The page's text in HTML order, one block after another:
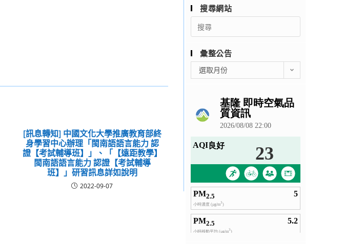
[訊息轉知] 中國文化大學推廣教育部終
身學習中心辦理「閩南語語言能力 認
證【考試輔導班】」、「【遠距教學】
閩南語語言能力 認證【考試輔導
班】」研習訊息詳如說明
2022-09-07
搜尋網站
Search
for:
彙整公告
整
選取月份